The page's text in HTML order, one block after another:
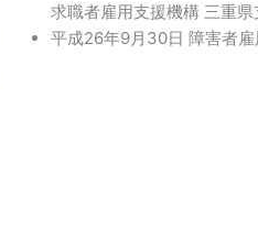
求職者雇用支援機構 三重県
平成26年9月30日 障害者雇